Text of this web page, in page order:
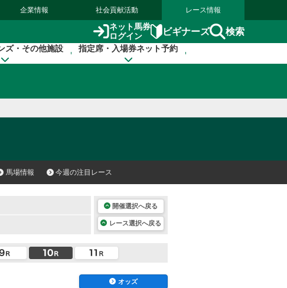
企業情報 社会貢献活動 レース情報
ネット馬券
ログイン
ビギナーズ 検索
ズ・その他施設 指定席・入場券ネット予約
馬場情報 今週の注目レース
開催選択へ戻る
レース選択へ戻る
オッズ